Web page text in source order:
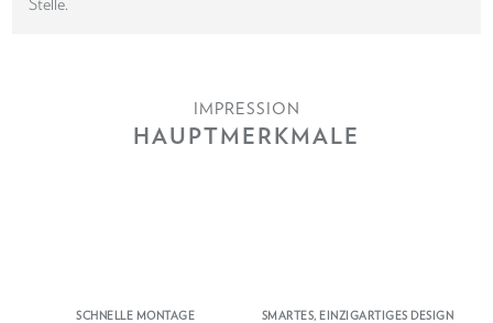
Stelle.
IMPRESSION
HAUPTMERKMALE
SCHNELLE MONTAGE SMARTES, EINZIGARTIGES DESIGN